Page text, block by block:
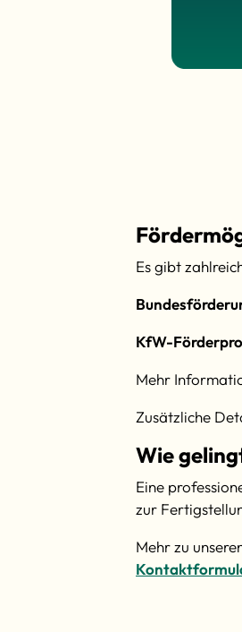
Es gibt
KfW-
Mehr
Zusätzliche
Wie
Eine
zur
Mehr zu